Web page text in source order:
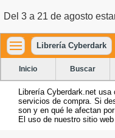
Del 3 a 21 de agosto
Librería Cyberdark
Inicio Buscar
Librería Cyberdark.net
servicios de compra. Si
son y en qué le afectan
El uso de nuestro sitio